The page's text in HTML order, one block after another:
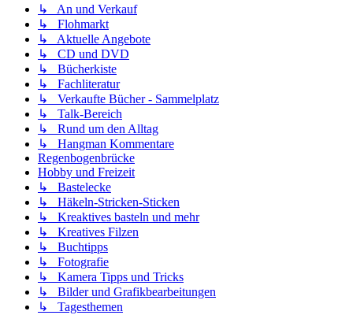
↳ An und Verkauf
↳ Flohmarkt
↳ Aktuelle Angebote
↳ CD und DVD
↳ Bücherkiste
↳ Fachliteratur
↳ Verkaufte Bücher - Sammelplatz
↳ Talk-Bereich
↳ Rund um den Alltag
↳ Hangman Kommentare
Regenbogenbrücke
Hobby und Freizeit
↳ Bastelecke
↳ Häkeln-Stricken-Sticken
↳ Kreaktives basteln und mehr
↳ Kreatives Filzen
↳ Buchtipps
↳ Fotografie
↳ Kamera Tipps und Tricks
↳ Bilder und Grafikbearbeitungen
↳ Tagesthemen